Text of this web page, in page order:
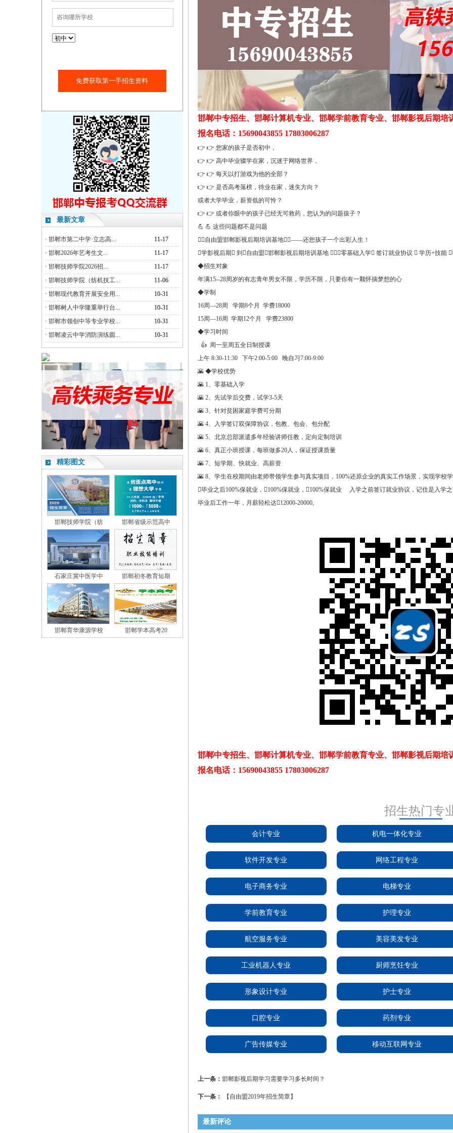
免费获取第一手招生资料
最新文章
· 邯郸市第二中学·立志高...
11-17
· 邯郸2026年艺考生文...
11-17
· 邯郸技师学院2026招...
11-17
· 邯郸技师学院（纺机技工...
11-06
· 邯郸现代教育开展安全用...
10-31
· 邯郸树人中学隆重举行台...
10-31
· 邯郸市领创中等专业学校...
10-31
· 邯郸凌云中学消防演练圆... 10-31
精彩图文
邯郸技师学院（纺 邯郸省级示范高中
石家庄冀中医学中 邯郸初冬教育短期
邯郸育华康源学校 邯郸学本高考20
邯郸中专招生、邯郸计算机专业、邯郸学前教育专业、邯郸影视后期培
报名电话：15690043855 17803006287
👉 👉 您家的孩子是否初中，
👉 👉 高中毕业辍学在家，沉迷于网络世界，
👉 👉 每天以打游戏为他的全部？
👉 👉 是否高考落榜，待业在家，迷失方向？
或者大学毕业，薪资低的可怜？
👉 👉 或者你眼中的孩子已经无可救药，您认为的问题孩子？
💪 💪 这些问题都不是问题
自由盟邯郸影视后期培训基地——还您孩子一个出彩人生！
学影视后期 到自由盟邯郸影视后期培训基地 零基础入学 签订就业协议  学历+技能
◆招生对象
年满15--28周岁的有志青年男女不限，学历不限，只要你有一颗怀揣梦想的心
◆学制
16周—28周 学期8个月 学费18000
15周—16周 学期12个月 学费23800
◆学习时间
👍 周一至周五全日制授课
上午 8:30-11:30 下午2:00-5:00 晚自习7:00-9:00
🌇 ◆学校优势
🌇 1、零基础入学
🌇 2、先试学后交费，试学3-5天
🌇 3、针对贫困家庭学费可分期
🌇 4、入学签订双保障协议，包教、包会、包分配
🌇 5、北京总部派遣多年经验讲师任教，定向定制培训
🌇 6、真正小班授课，每班做多20人，保证授课质量
🌇 7、短学期、快就业、高薪资
🌇 8、学生在校期间由老师带领学生参与真实项目，100%还原企业的真实工作场景，实现学校
毕业之后100%保就业，100%保就业，100%保就业 入学之前签订就业协议，记住是入学
毕业后工作一年，月薪轻松达12000-20000,
邯郸中专招生、邯郸计算机专业、邯郸学前教育专业、邯郸影视后期培
报名电话：15690043855 17803006287
招生热门专
会计专业 机电一体化专业
软件开发专业 网络工程专业
电子商务专业 电梯专业
学前教育专业 护理专业
航空服务专业 美容美发专业
工业机器人专业 厨师烹饪专业
形象设计专业 护士专业
口腔专业 药剂专业
广告传媒专业 移动互联网专业
上一条： 邯郸影视后期学习需要学习多长时间？
下一条： 【自由盟2019年招生简章】
最新评论